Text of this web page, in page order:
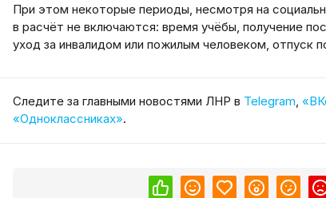
При этом некоторые периоды, несмотря на
в расчёт не включаются: время учёбы, получение
уход за инвалидом или пожилым человеком, отпуск
Cледите за главными новостями ЛНР в Telegram,
«Одноклассниках».